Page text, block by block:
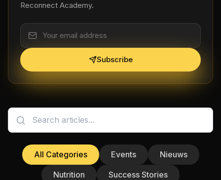
Reconnect Academy.
Subscribe
All Categories Events Nieuws
Nutrition Success Stories